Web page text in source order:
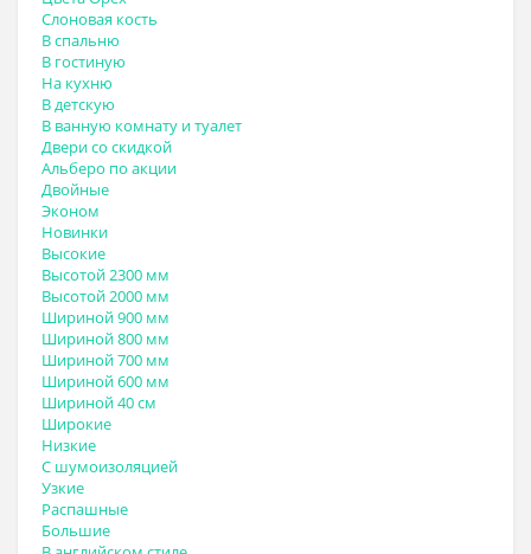
Слоновая кость
В спальню
В гостиную
На кухню
В детскую
В ванную комнату и туалет
Двери со скидкой
Альберо по акции
Двойные
Эконом
Новинки
Высокие
Высотой 2300 мм
Высотой 2000 мм
Шириной 900 мм
Шириной 800 мм
Шириной 700 мм
Шириной 600 мм
Шириной 40 см
Широкие
Низкие
С шумоизоляцией
Узкие
Распашные
Большие